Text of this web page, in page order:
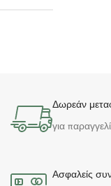
Δωρεάν
για
Ασφαλείς